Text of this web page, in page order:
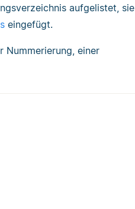
aufgelistet, sie
eingefügt.
Nummerierung, einer